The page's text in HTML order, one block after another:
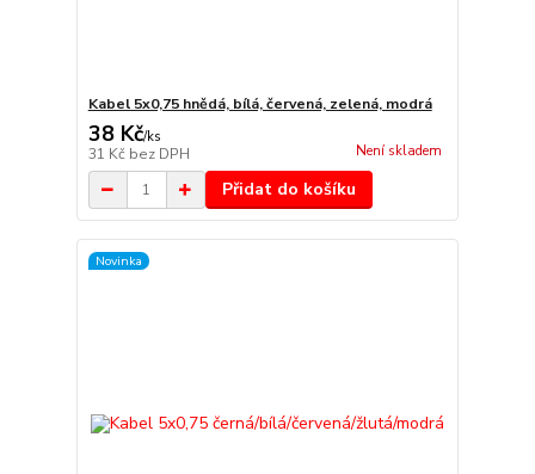
Kabel 5x0,75 hnědá, bílá, červená, zelená, modrá
38 Kč/ks
31 Kč bez DPH Není skladem
Přidat do košíku
Novinka